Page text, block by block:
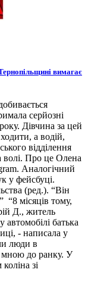
вимагає
серйозні
Дівчина за цей
а водій,
відділення
волі. Про це Олена
Аналогічний
у фейсбуці.
(ред.). “Він
“8 місяців тому,
Д., житель
батька
- написала у
люди в
мною до ранку. У
зі